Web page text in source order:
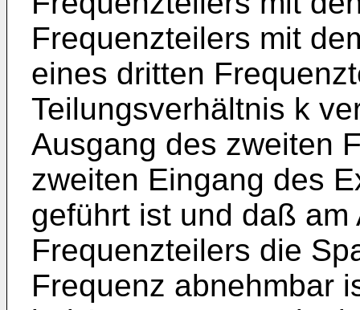
Frequenzteilers mit
eines dritten
Teilungsverhältnis k
Ausgang des zweiten
zweiten Eingang des
geführt ist und daß
Frequenzteilers die
Frequenz abnehmbar